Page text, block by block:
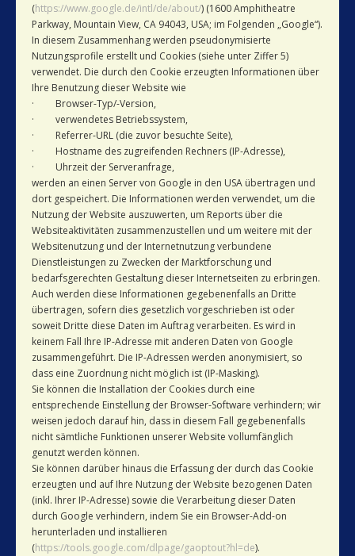
(https://www.google.de/intl/de/about/) (1600 Amphitheatre
Parkway, Mountain View, CA 94043, USA; im Folgenden „Google“).
In diesem Zusammenhang werden pseudonymisierte
Nutzungsprofile erstellt und Cookies (siehe unter Ziffer 5)
verwendet. Die durch den Cookie erzeugten Informationen über
Ihre Benutzung dieser Website wie
· Browser-Typ/-Version,
· verwendetes Betriebssystem,
· Referrer-URL (die zuvor besuchte Seite),
· Hostname des zugreifenden Rechners (IP-Adresse),
· Uhrzeit der Serveranfrage,
werden an einen Server von Google in den USA übertragen und
dort gespeichert. Die Informationen werden verwendet, um die
Nutzung der Website auszuwerten, um Reports über die
Websiteaktivitäten zusammenzustellen und um weitere mit der
Websitenutzung und der Internetnutzung verbundene
Dienstleistungen zu Zwecken der Marktforschung und
bedarfsgerechten Gestaltung dieser Internetseiten zu erbringen.
Auch werden diese Informationen gegebenenfalls an Dritte
übertragen, sofern dies gesetzlich vorgeschrieben ist oder
soweit Dritte diese Daten im Auftrag verarbeiten. Es wird in
keinem Fall Ihre IP-Adresse mit anderen Daten von Google
zusammengeführt. Die IP-Adressen werden anonymisiert, so
dass eine Zuordnung nicht möglich ist (IP-Masking).
Sie können die Installation der Cookies durch eine
entsprechende Einstellung der Browser-Software verhindern; wir
weisen jedoch darauf hin, dass in diesem Fall gegebenenfalls
nicht sämtliche Funktionen unserer Website vollumfänglich
genutzt werden können.
Sie können darüber hinaus die Erfassung der durch das Cookie
erzeugten und auf Ihre Nutzung der Website bezogenen Daten
(inkl. Ihrer IP-Adresse) sowie die Verarbeitung dieser Daten
durch Google verhindern, indem Sie ein Browser-Add-on
herunterladen und installieren
(https://tools.google.com/dlpage/gaoptout?hl=de).